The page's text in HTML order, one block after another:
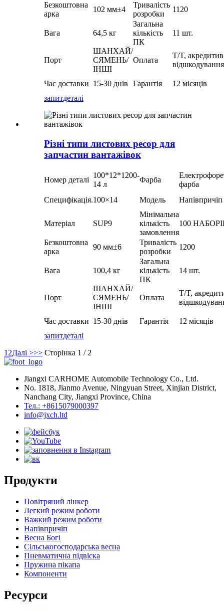
Безкоштовна
арка
102 мм±4
Тривалість
розробки
1120
Вага 64,5 кг
Загальна
кількість
ПК
11 шт.
Порт
ШАНХАЙ/
СЯМЕНЬ/
ІНШІ
Оплата
T/T,
відшкодування
Час доставки 15-30 днів Гарантія
12 місяців
запитдеталі
Різні типи листових ресор для
запчастин вантажівок
Номер деталі
100*12*1200-
14 л
Фарба
фарба
Специфікація.100×14 Модель Напівпричіп
Матеріал SUP9
Мінімальна
кількість
замовлення
100
Безкоштовна
арка
90 мм±6
Тривалість
розробки
1200
Вага 100,4 кг
Загальна
кількість
ПК
14 шт.
Порт
ШАНХАЙ/
СЯМЕНЬ/
ІНШІ
Оплата
T/T,
Час доставки 15-30 днів Гарантія
12 місяців
запитдеталі
1 2Далі >>> Сторінка 1 / 2
Jiangxi CARHOME Automobile Technology Co., Ltd.
No. 1818, Jianmo Avenue, Ningyuan Street, Xinjian District,
Nanchang City, Jiangxi Province, China
Тел.: +8615079000397
info@jxch.ltd
Продукти
Повітряний лінкер
Легкий режим роботи
Важкий режим роботи
Напівпричіп
Весна Богі
Сільськогосподарська весна
Пневматична підвіска
Пружина пікапа
Компоненти
Ресурси